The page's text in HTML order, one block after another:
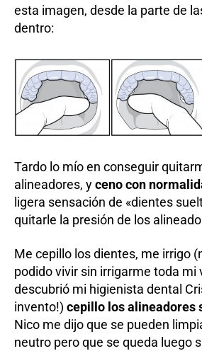
esta imagen, desde la parte de
dentro:
Tardo lo mío en conseguir
alineadores, yceno con
ligera sensación de «dientes
quitarle la presión de los
Me cepillo los dientes, me irrigo
podido vivir sin irrigarme toda mi
descubrió mi higienista dental
invento!) cepillo los alineadores
Nico me dijo que se pueden
neutro pero que se queda luego